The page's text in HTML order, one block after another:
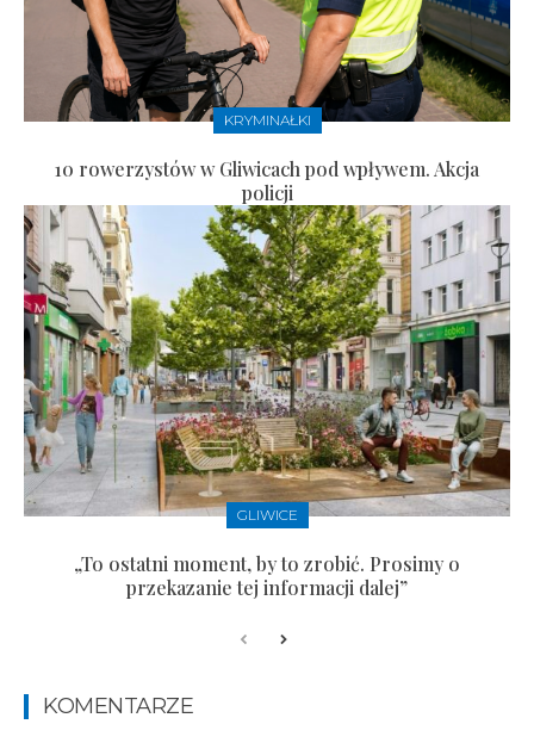
KRYMINAŁKI
10 rowerzystów w Gliwicach pod wpływem. Akcja
policji
GLIWICE
„To ostatni moment, by to zrobić. Prosimy o
przekazanie tej informacji dalej”
KOMENTARZE